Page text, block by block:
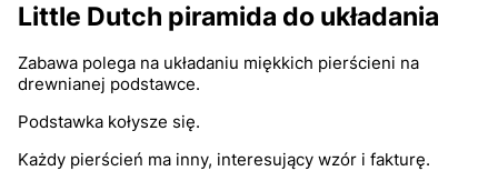
Little Dutch piramida do układania
Zabawa polega na układaniu miękkich pierścieni na
drewnianej podstawce.
Podstawka kołysze się.
Każdy pierścień ma inny, interesujący wzór i fakturę.